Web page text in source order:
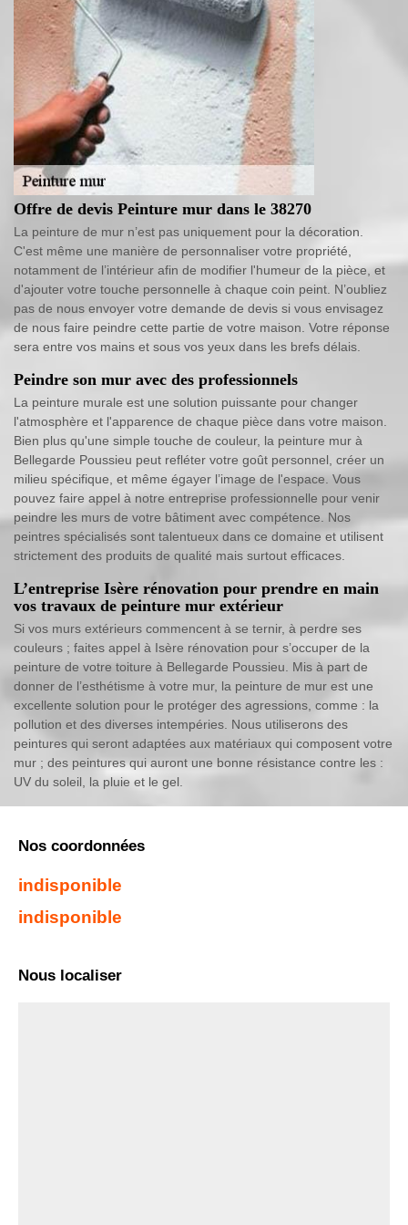
Offre de devis Peinture mur dans le 38270
La peinture de mur n’est pas uniquement pour la décoration.
C'est même une manière de personnaliser votre propriété,
notamment de l’intérieur afin de modifier l'humeur de la pièce, et
d'ajouter votre touche personnelle à chaque coin peint. N’oubliez
pas de nous envoyer votre demande de devis si vous envisagez
de nous faire peindre cette partie de votre maison. Votre réponse
sera entre vos mains et sous vos yeux dans les brefs délais.
Peindre son mur avec des professionnels
La peinture murale est une solution puissante pour changer
l'atmosphère et l'apparence de chaque pièce dans votre maison.
Bien plus qu'une simple touche de couleur, la peinture mur à
Bellegarde Poussieu peut refléter votre goût personnel, créer un
milieu spécifique, et même égayer l’image de l'espace. Vous
pouvez faire appel à notre entreprise professionnelle pour venir
peindre les murs de votre bâtiment avec compétence. Nos
peintres spécialisés sont talentueux dans ce domaine et utilisent
strictement des produits de qualité mais surtout efficaces.
L’entreprise Isère rénovation pour prendre en main
vos travaux de peinture mur extérieur
Si vos murs extérieurs commencent à se ternir, à perdre ses
couleurs ; faites appel à Isère rénovation pour s’occuper de la
peinture de votre toiture à Bellegarde Poussieu. Mis à part de
donner de l’esthétisme à votre mur, la peinture de mur est une
excellente solution pour le protéger des agressions, comme : la
pollution et des diverses intempéries. Nous utiliserons des
peintures qui seront adaptées aux matériaux qui composent votre
mur ; des peintures qui auront une bonne résistance contre les :
UV du soleil, la pluie et le gel.
Nos coordonnées
indisponible
indisponible
Nous localiser